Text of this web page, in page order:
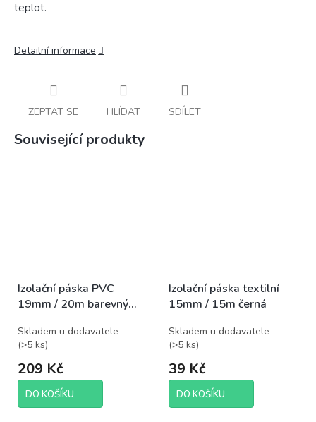
teplot.
Detailní informace
ZEPTAT SE HLÍDAT SDÍLET
Související produkty
Izolační páska PVC
19mm / 20m barevný
Skladem u dodavatele
(>5 ks)
209 Kč
DO KOŠÍKU
Izolační páska textilní
15mm / 15m černá
Skladem u dodavatele
(>5 ks)
39 Kč
DO KOŠÍKU